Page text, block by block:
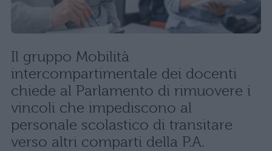
Il gruppo Mobilità
intercompartimentale dei docenti
chiede al Parlamento di rimuovere i
vincoli che impediscono al
personale scolastico di transitare
verso altri comparti della P.A.